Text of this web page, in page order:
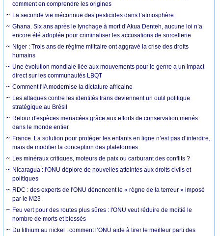
comment en comprendre les origines
La seconde vie méconnue des pesticides dans l’atmosphère
Ghana. Six ans après le lynchage à mort d’Akua Denteh, aucune loi n’a
encore été adoptée pour criminaliser les accusations de sorcellerie
Niger : Trois ans de régime militaire ont aggravé la crise des droits
humains
Une évolution mondiale liée aux mouvements pour le genre a un impact
direct sur les communautés LBQT
Comment l'IA modernise la dictature africaine
Les attaques contre les identités trans deviennent un outil politique
stratégique au Brésil
Retour d'espèces menacées grâce aux efforts de conservation menés
dans le monde entier
France. La solution pour protéger les enfants en ligne n’est pas d’interdire,
mais de modifier la conception des plateformes
Les minéraux critiques, moteurs de paix ou carburant des conflits ?
Nicaragua : l'ONU déplore de nouvelles atteintes aux droits civils et
politiques
RDC : des experts de l'ONU dénoncent le « règne de la terreur » imposé
par le M23
Feu vert pour des routes plus sûres : l'ONU veut réduire de moitié le
nombre de morts et blessés
Du lithium au nickel : comment l’ONU aide à tirer le meilleur parti des